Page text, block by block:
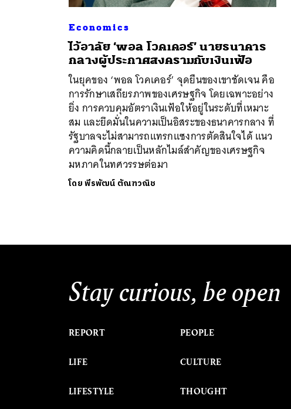
Economics
ไว้อาลัย ‘พอล โวคเคอร์’ นายธนาคาร
กลางผู้ประกาศสงครามกับเงินเฟ้อ
ในยุคของ ‘พอล โวคเคอร์’ จุดยืนของเขาชัดเจน คือ
การรักษาเสถียรภาพของเศรษฐกิจ โดยเฉพาะอย่าง
ยิ่ง การควบคุมอัตราเงินเฟ้อให้อยู่ในระดับที่เหมาะ
สม และยึดมั่นในความเป็นอิสระของธนาคารกลาง ที่
รัฐบาลจะไม่สามารถแทรกแซงการตัดสินใจได้ แนว
ความคิดนี้กลายเป็นหลักไมล์สำคัญของเศรษฐกิจ
มหภาคในทศวรรษต่อมา
โดยพีรพัฒน์ ตัณฑวณิช
Stay curious, be open
REPORT
LIFE
LIFESTYLE
PEOPLE
CULTURE
THOUGHT
ค้นหา